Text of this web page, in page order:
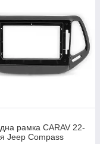
рамка CARAV 22-
Jeep Compass